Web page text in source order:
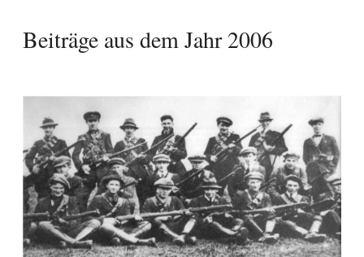
Beiträge aus dem Jahr2006